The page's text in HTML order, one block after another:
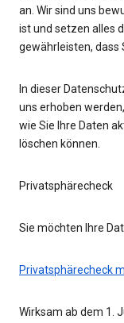
an. Wir sind uns
ist und setzen alles
gewährleisten, dass
In dieser
uns erhoben
wie Sie Ihre Daten
löschen können.
Privatsphärecheck
Sie möchten Ihre
Privatsphärecheck
Wirksam ab dem 1.